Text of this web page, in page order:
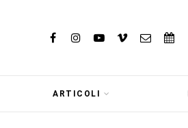
ARTICOLI